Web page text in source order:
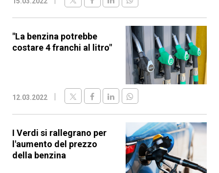
"La benzina potrebbe
costare 4 franchi al litro"
12.03.2022
I Verdi si rallegrano per
l'aumento del prezzo
della benzina